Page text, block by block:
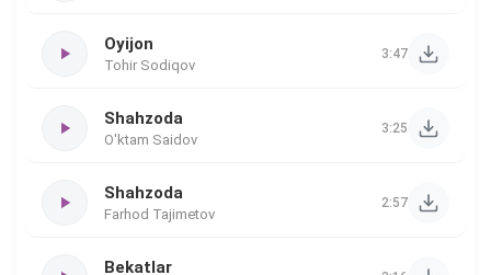
Oyijon
Tohir Sodiqov
3:47
Shahzoda
O'ktam Saidov
3:25
Shahzoda
Farhod Tajimetov
2:57
Bekatlar